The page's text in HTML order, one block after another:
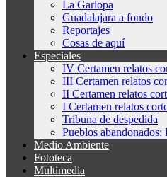
La Garlopa
Guadalajara a fondo
Reportajes
Cosas de aquí
Especiales
IV Certamen relatos
III Certamen relatos
II Certamen relatos
I Certamen relatos
Tribuna de despedida
Pueblos abandonados:
Medio Ambiente
Fototeca
Multimedia